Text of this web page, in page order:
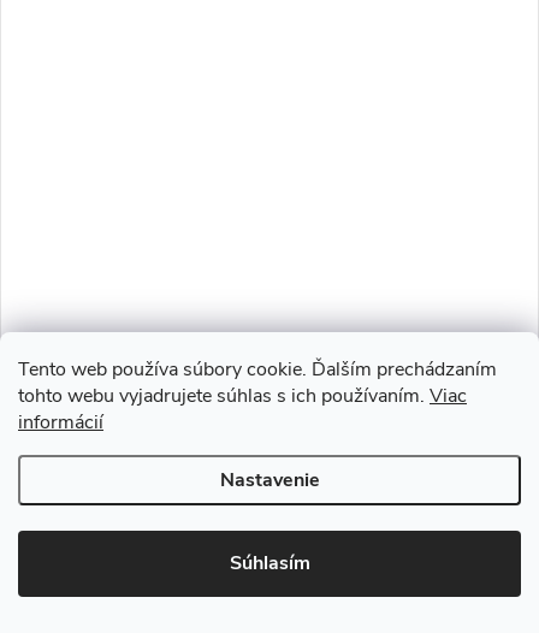
Tento web používa súbory cookie. Ďalším prechádzaním
tohto webu vyjadrujete súhlas s ich používaním. Viac
informácií
Nastavenie
Súhlasím
260 €
Záhradné ratanové kreslo KINGSTON žlto-sivé s tmavými
poduškami